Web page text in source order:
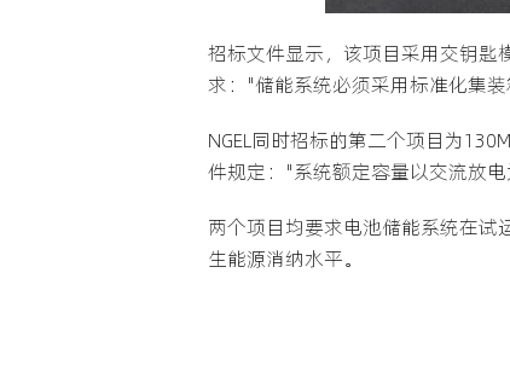
招标文件显示，该项目采用交钥匙
求："储能系统必须采用标准化集
NGEL同时招标的第二个项目为
件规定："系统额定容量以交流放
两个项目均要求电池储能系统在试
生能源消纳水平。